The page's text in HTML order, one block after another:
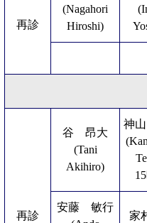
再診
(Nagahori
Hiroshi)
再診
谷 昂大
(Tani
Akihiro)
神
安藤 敏行
家